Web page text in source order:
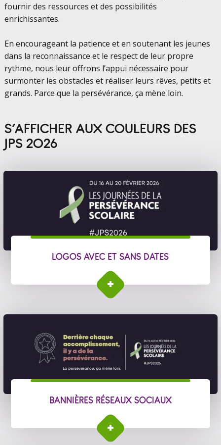
fournir des ressources et des possibilités
enrichissantes.
En encourageant la patience et en soutenant les jeunes
dans la reconnaissance et le respect de leur propre
rythme, nous leur offrons l’appui nécessaire pour
surmonter les obstacles et réaliser leurs rêves, petits et
grands. Parce que la persévérance, ça mène loin.
S’AFFICHER AUX COULEURS DES
JPS 2026
LOGOS AVEC ET SANS DATES
BANNIÈRES RÉSEAUX SOCIAUX